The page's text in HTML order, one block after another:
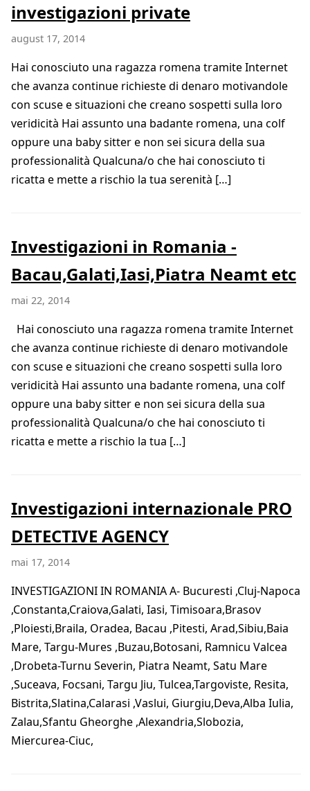
investigazioni private
august 17, 2014
Hai conosciuto una ragazza romena tramite Internet
che avanza continue richieste di denaro motivandole
con scuse e situazioni che creano sospetti sulla loro
veridicità Hai assunto una badante romena, una colf
oppure una baby sitter e non sei sicura della sua
professionalità Qualcuna/o che hai conosciuto ti
ricatta e mette a rischio la tua serenità […]
Investigazioni in Romania -
Bacau,Galati,Iasi,Piatra Neamt etc
mai 22, 2014
Hai conosciuto una ragazza romena tramite Internet
che avanza continue richieste di denaro motivandole
con scuse e situazioni che creano sospetti sulla loro
veridicità Hai assunto una badante romena, una colf
oppure una baby sitter e non sei sicura della sua
professionalità Qualcuna/o che hai conosciuto ti
ricatta e mette a rischio la tua […]
Investigazioni internazionale PRO
DETECTIVE AGENCY
mai 17, 2014
INVESTIGAZIONI IN ROMANIA A- Bucuresti ,Cluj-Napoca
,Constanta,Craiova,Galati, Iasi, Timisoara,Brasov
,Ploiesti,Braila, Oradea, Bacau ,Pitesti, Arad,Sibiu,Baia
Mare, Targu-Mures ,Buzau,Botosani, Ramnicu Valcea
,Drobeta-Turnu Severin, Piatra Neamt, Satu Mare
,Suceava, Focsani, Targu Jiu, Tulcea,Targoviste, Resita,
Bistrita,Slatina,Calarasi ,Vaslui, Giurgiu,Deva,Alba Iulia,
Zalau,Sfantu Gheorghe ,Alexandria,Slobozia,
Miercurea-Ciuc,